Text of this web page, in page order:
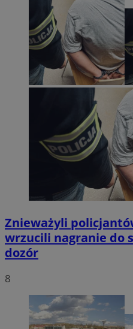
Znieważyli
wrzucili nagranie do
dozór
8